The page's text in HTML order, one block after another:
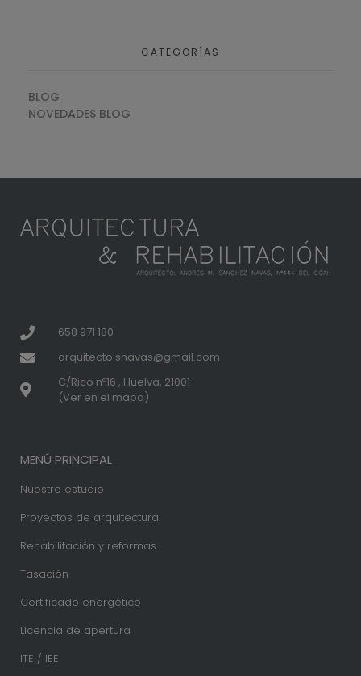
CATEGORÍAS
BLOG
NOVEDADES BLOG
658 971 180
arquitecto.snavas@gmail.com
C/Rico nº16 , Huelva, 21001
(Ver en el mapa)
MENÚ PRINCIPAL
Nuestro estudio
Proyectos de arquitectura
Rehabilitación y reformas
Tasación
Certificado energético
Licencia de apertura
ITE / IEE